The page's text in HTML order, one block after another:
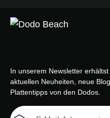
In unserem Newsletter
aktuellen Neuheiten, neue
Plattentipps von den Dodos.
E-Mail-Adresse*